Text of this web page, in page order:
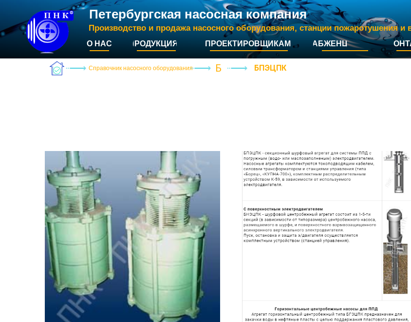
Петербургская насосная компания
ПРОДУКЦИЯ
О НАС ПРОЕКТИРОВЩИКАМ СНАБЖЕНЦАМ
Производство и продажа насосного оборудования, станции пожаротушения и
Справочник насосного оборудования Б БПЭЦПК